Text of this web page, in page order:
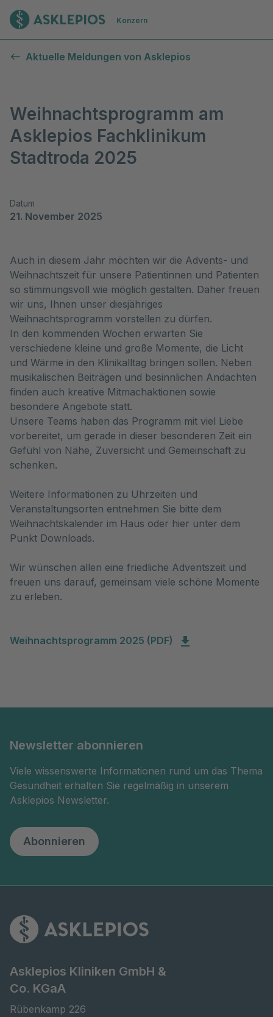
Zur Startseite
Konzern
Aktuelle Meldungen von Asklepios
Weihnachtsprogramm am
Asklepios Fachklinikum
Stadtroda 2025
Datum
21. November 2025
Auch in diesem Jahr möchten wir die Advents- und
Weihnachtszeit für unsere Patientinnen und Patienten
so stimmungsvoll wie möglich gestalten. Daher freuen
wir uns, Ihnen unser diesjähriges
Weihnachtsprogramm vorstellen zu dürfen.
In den kommenden Wochen erwarten Sie
verschiedene kleine und große Momente, die Licht
und Wärme in den Klinikalltag bringen sollen. Neben
musikalischen Beiträgen und besinnlichen Andachten
finden auch kreative Mitmachaktionen sowie
besondere Angebote statt.
Unsere Teams haben das Programm mit viel Liebe
vorbereitet, um gerade in dieser besonderen Zeit ein
Gefühl von Nähe, Zuversicht und Gemeinschaft zu
schenken.
Weitere Informationen zu Uhrzeiten und
Veranstaltungsorten entnehmen Sie bitte dem
Weihnachtskalender im Haus oder hier unter dem
Punkt Downloads.
Wir wünschen allen eine friedliche Adventszeit und
freuen uns darauf, gemeinsam viele schöne Momente
zu erleben.
Weihnachtsprogramm 2025 (PDF)
Newsletter abonnieren
Viele wissenswerte Informationen rund um das Thema
Gesundheit erhalten Sie regelmäßig in unserem
Asklepios Newsletter.
Abonnieren
Asklepios Kliniken GmbH &
Co. KGaA
Rübenkamp 226